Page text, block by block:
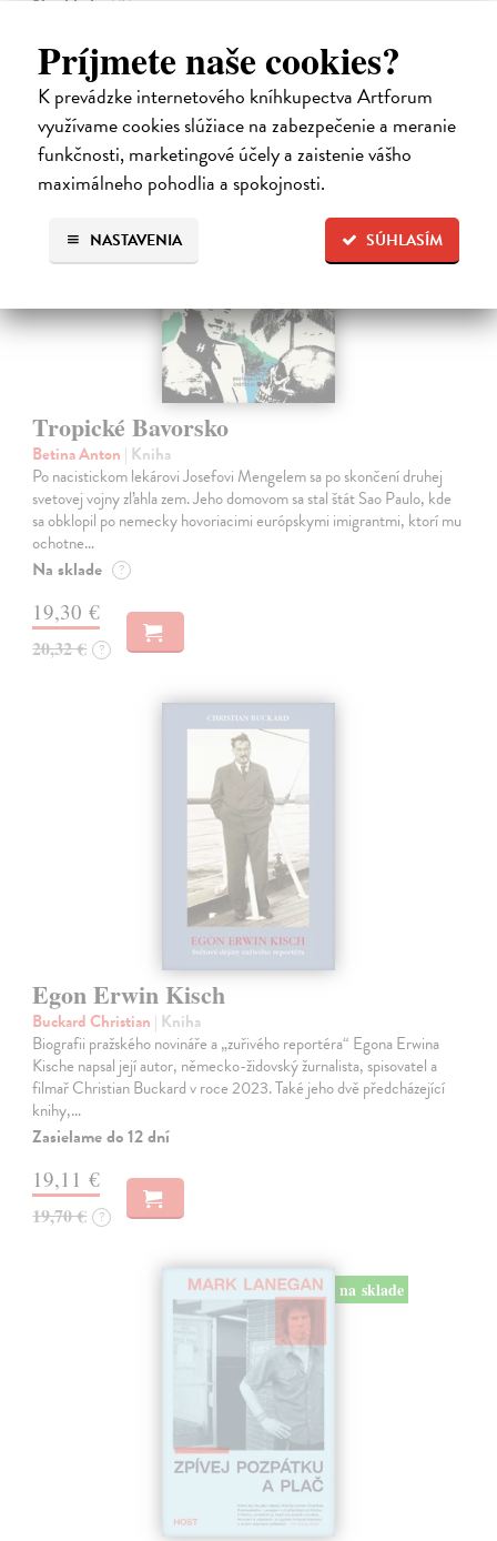
Príjmete naše cookies?
K prevádzke internetového kníhkupectva Artforum
využívame cookies slúžiace na zabezpečenie a meranie
funkčnosti, marketingové účely a zaistenie vášho
maximálneho pohodlia a spokojnosti.
SÚHLASÍM
NASTAVENIA
12,92 €
13,60 €
na sklade
Tropické Bavorsko
Betina Anton | Kniha
Po nacistickom lekárovi Josefovi Mengelem sa po skončení druhej
svetovej vojny zľahla zem. Jeho domovom sa stal štát Sao Paulo, kde
sa obklopil po nemecky hovoriacimi európskymi imigrantmi, ktorí mu
ochotne…
Na sklade ?
19,30 €
20,32 € ?
Egon Erwin Kisch
Buckard Christian | Kniha
Biografii pražského novináře a „zuřivého reportéra“ Egona Erwina
Kische napsal její autor, německo-židovský žurnalista, spisovatel a
filmař Christian Buckard v roce 2023. Také jeho dvě předcházející
knihy,…
Zasielame do 12 dní
19,11 €
19,70 € ?
na sklade